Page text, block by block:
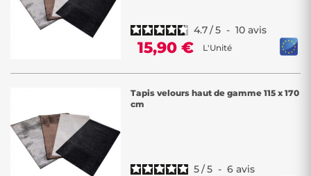
4.7/5 - 10 avis
15,90 € L'Unité
Tapis velours haut de gamme 115 x 170
cm
5/5 - 6 avis